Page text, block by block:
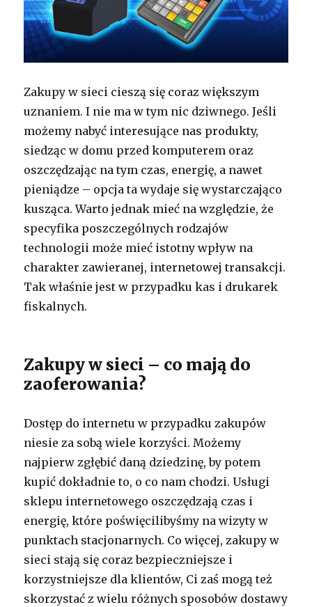
Zakupy w sieci cieszą się coraz większym
uznaniem. I nie ma w tym nic dziwnego. Jeśli
możemy nabyć interesujące nas produkty,
siedząc w domu przed komputerem oraz
oszczędzając na tym czas, energię, a nawet
pieniądze – opcja ta wydaje się wystarczająco
kusząca. Warto jednak mieć na względzie, że
specyfika poszczególnych rodzajów
technologii może mieć istotny wpływ na
charakter zawieranej, internetowej transakcji.
Tak właśnie jest w przypadku kas i drukarek
fiskalnych.
Zakupy w sieci – co mają do
zaoferowania?
Dostęp do internetu w przypadku zakupów
niesie za sobą wiele korzyści. Możemy
najpierw zgłębić daną dziedzinę, by potem
kupić dokładnie to, o co nam chodzi. Usługi
sklepu internetowego oszczędzają czas i
energię, które poświęcilibyśmy na wizyty w
punktach stacjonarnych. Co więcej, zakupy w
sieci stają się coraz bezpieczniejsze i
korzystniejsze dla klientów, Ci zaś mogą też
skorzystać z wielu różnych sposobów dostawy